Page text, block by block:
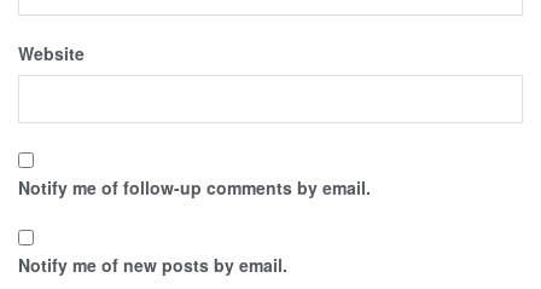
Website
Notify me of follow-up comments by email.
Notify me of new posts by email.